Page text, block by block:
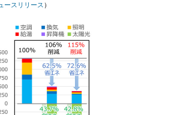
ースリリース）